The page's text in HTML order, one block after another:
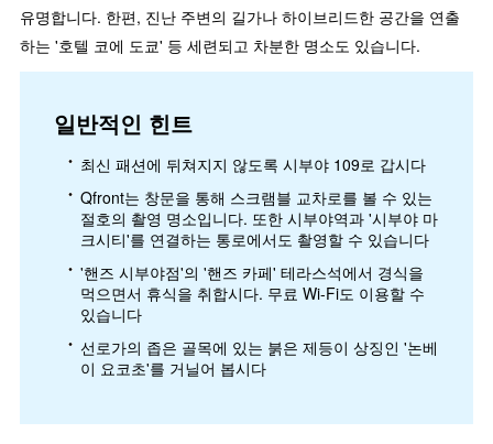
유명합니다. 한편, 진난 주변의 길가나 하이브리드한 공간을 연출
하는 '호텔 코에 도쿄' 등 세련되고 차분한 명소도 있습니다.
일반적인 힌트
최신 패션에 뒤쳐지지 않도록 시부야 109로 갑시다
Qfront는 창문을 통해 스크램블 교차로를 볼 수 있는
절호의 촬영 명소입니다. 또한 시부야역과 '시부야 마
크시티'를 연결하는 통로에서도 촬영할 수 있습니다
'핸즈 시부야점'의 '핸즈 카페' 테라스석에서 경식을
먹으면서 휴식을 취합시다. 무료 Wi-Fi도 이용할 수
있습니다
선로가의 좁은 골목에 있는 붉은 제등이 상징인 '논베
이 요코초'를 거닐어 봅시다